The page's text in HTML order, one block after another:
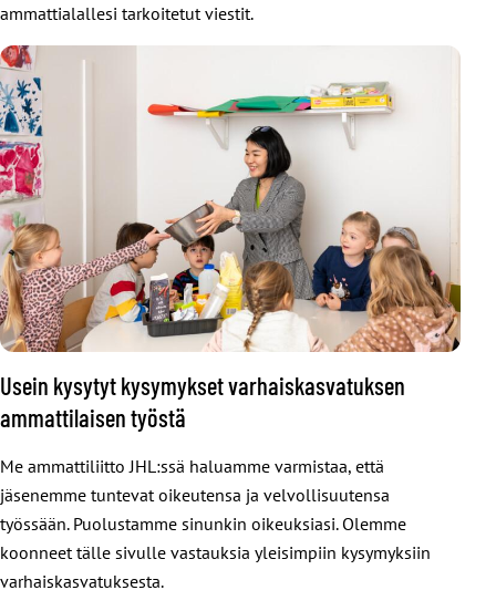
ammattialallesi tarkoitetut viestit.
Usein kysytyt kysymykset varhaiskasvatuksen
ammattilaisen työstä
Me ammattiliitto JHL:ssä haluamme varmistaa, että
jäsenemme tuntevat oikeutensa ja velvollisuutensa
työssään. Puolustamme sinunkin oikeuksiasi. Olemme
koonneet tälle sivulle vastauksia yleisimpiin kysymyksiin
varhaiskasvatuksesta.